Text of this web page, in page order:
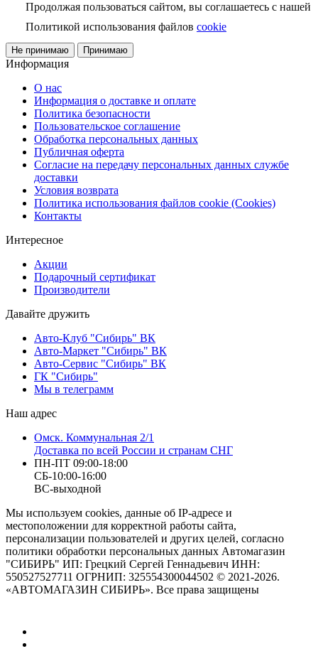
Продолжая пользоваться сайтом, вы соглашаетесь с нашей
Политикой использования файлов cookie
Не принимаю Принимаю
Информация
О нас
Информация о доставке и оплате
Политика безопасности
Пользовательское соглашение
Обработка персональных данных
Публичная оферта
Согласие на передачу персональных данных службе
доставки
Условия возврата
Политика использования файлов cookie (Cookies)
Контакты
Интересное
Акции
Подарочный сертификат
Производители
Давайте дружить
Авто-Клуб "Сибирь" ВК
Авто-Маркет "Сибирь" ВК
Авто-Сервис "Сибирь" ВК
ГК "Сибирь"
Мы в телеграмм
Наш адрес
Омск. Коммунальная 2/1
Доставка по всей России и странам СНГ
ПН-ПТ 09:00-18:00
СБ-10:00-16:00
ВС-выходной
Мы используем cookies, данные об IP-адресе и
местоположении для корректной работы сайта,
персонализации пользователей и других целей, согласно
политики обработки персональных данных Автомагазин
"СИБИРЬ" ИП: Грецкий Сергей Геннадьевич ИНН:
550527527711 ОГРНИП: 325554300044502 © 2021-2026.
«АВТОМАГАЗИН СИБИРЬ». Все права защищены